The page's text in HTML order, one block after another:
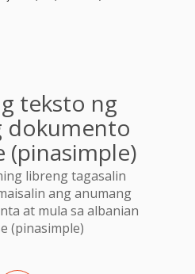
teksto ng
dokumento
(pinasimple)
libreng tagasalin
ang anumang
at mula sa albanian
(pinasimple)